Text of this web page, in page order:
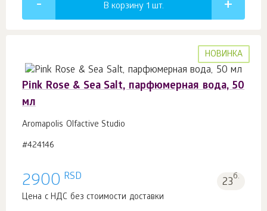
В корзину 1 шт.
НОВИНКА
Pink Rose & Sea Salt, парфюмерная вода, 50
мл
Aromapolis Olfactive Studio
#424146
2900 RSD 23б.
Цена с НДС без стоимости доставки